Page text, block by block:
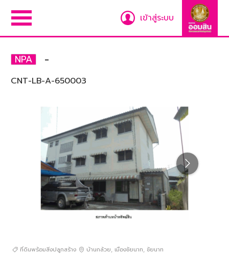
เข้าสู่ระบบ
NPA -
CNT-LB-A-650003
ที่ดินพร้อมสิ่งปลูกสร้าง บ้านกล้วย, เมืองชัยนาท, ชัยนาท